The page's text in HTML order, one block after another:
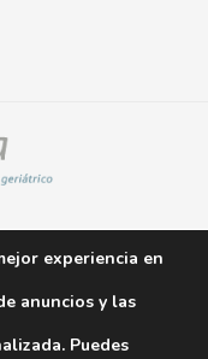
experiencia en
anuncios y las
Puedes